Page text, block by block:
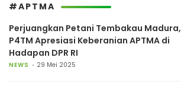
#APTMA
Perjuangkan Petani Tembakau Madura,
P4TM Apresiasi Keberanian APTMA di
Hadapan DPR RI
NEWS 29 Mei 2025